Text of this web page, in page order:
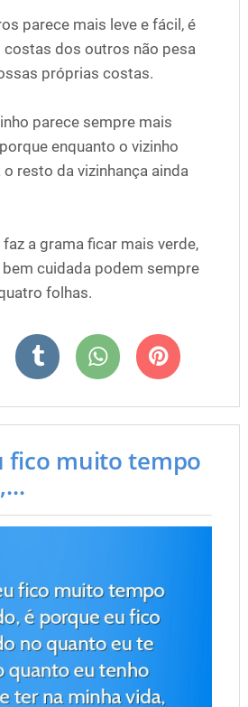
parece mais leve e fácil, é
costas dos outros não pesa
próprias costas.
parece sempre mais
enquanto o vizinho
resto da vizinhança ainda
a grama ficar mais verde,
cuidada podem sempre
folhas.
fico muito tempo